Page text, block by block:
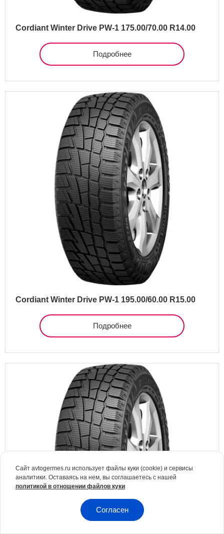
Cordiant Winter Drive PW-1 175.00/70.00 R14.00
Подробнее
Cordiant Winter Drive PW-1 195.00/60.00 R15.00
Подробнее
Сайт avtogermes.ru использует файлы куки (cookie) и сервисы
аналитики. Оставаясь на нем, вы соглашаетесь с нашей
политикой в отношении файлов куки
Согласен